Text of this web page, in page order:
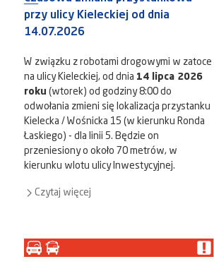
przy ulicy Kieleckiej od dnia
14.07.2026
W związku z robotami drogowymi w zatoce
na ulicy Kieleckiej, od dnia 14 lipca 2026
roku (wtorek) od godziny 8:00 do
odwołania zmieni się lokalizacja przystanku
Kielecka / Wośnicka 15 (w kierunku Ronda
Łaskiego) - dla linii 5. Będzie on
przeniesiony o około 70 metrów, w
kierunku wlotu ulicy Inwestycyjnej.
Czytaj więcej